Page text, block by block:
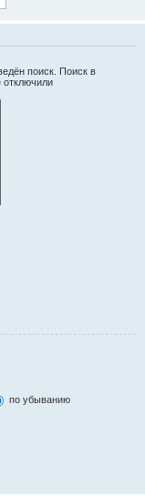
поиск. Поиск в
отключили
по убыванию